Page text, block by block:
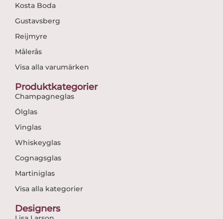
Kosta Boda
Gustavsberg
Reijmyre
Målerås
Visa alla varumärken
Produktkategorier
Champagneglas
Ölglas
Vinglas
Whiskeyglas
Cognagsglas
Martiniglas
Visa alla kategorier
Designers